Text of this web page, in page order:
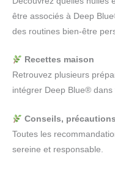
être associés à Deep
des routines bien-être
Recettes maison
Retrouvez plusieurs
intégrer Deep Blue® dans
Conseils,
Toutes les
sereine et responsable.